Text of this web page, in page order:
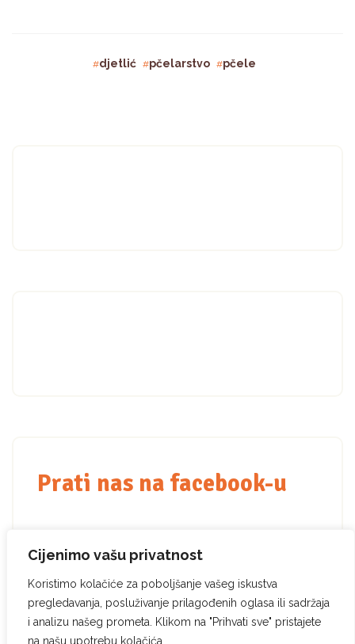
Cijenimo vašu privatnost
Koristimo kolačiće za poboljšanje vašeg iskustva
pregledavanja, posluživanje prilagođenih oglasa ili sadržaja
i analizu našeg prometa. Klikom na "Prihvati sve" pristajete
na našu upotrebu kolačića.
djetlić pčelarstvo pčele
Prati nas na facebook-u